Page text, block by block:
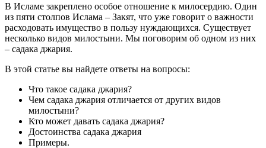
В Исламе закреплено особое отношение к милосердию. Один
из пяти столпов Ислама – Закят, что уже говорит о важности
расходовать имущество в пользу нуждающихся. Существует
несколько видов милостыни. Мы поговорим об одном из них
– садака джария.
В этой статье вы найдете ответы на вопросы:
Что такое садака джария?
Чем садака джария отличается от других видов
милостыни?
Кто может давать садака джария?
Достоинства садака джария
Примеры.